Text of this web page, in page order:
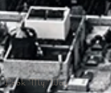
Look My Way